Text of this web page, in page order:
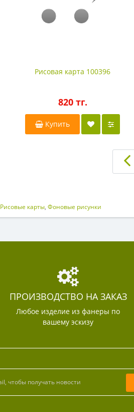
Рисовая карта 100396
820 тг.
Купить
Рисовые карты, Фоновые рисунки
ПРОИЗВОДСТВО НА ЗАКАЗ
Любое изделие из фанеры по
вашему эскизу